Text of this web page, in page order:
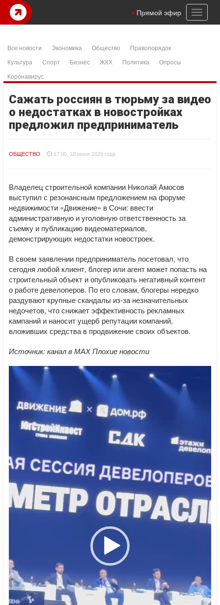
Toggle
Прямой эфир
Все новости Экономика Общество
Правопорядок
Культура
Спорт Бизнес ЖКХ Политика
Опросы
Коронавирус
Сажать россиян в тюрьму за видео
о недостатках в новостройках
предложил предприниматель
ОБЩЕСТВО 17:00, 18 июня 2026 года
Владелец строительной компании Николай Амосов
выступил с резонансным предложением на форуме
недвижимости «Движение» в Сочи: ввести
административную и уголовную ответственность за
съемку и публикацию видеоматериалов,
демонстрирующих недостатки новостроек.
В своем заявлении предприниматель посетовал, что
сегодня любой клиент, блогер или агент может попасть на
строительный объект и опубликовать негативный контент
о работе девелоперов. По его словам, блогеры нередко
раздувают крупные скандалы из‑за незначительных
недочетов, что снижает эффективность рекламных
кампаний и наносит ущерб репутации компаний,
вложивших средства в продвижение своих объектов.
Источник: канал в МАХ Плохие новости
Видеоплеер